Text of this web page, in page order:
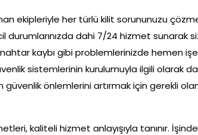
ekipleriyle her türlü kilit sorununuzu
dahi 7/24 hizmet sunarak
kaybı gibi problemlerinizde hemen
sistemlerinin kurulumuyla ilgili olarak
güvenlik önlemlerini artırmak için gerekli
kaliteli hizmet anlayışıyla tanınır.